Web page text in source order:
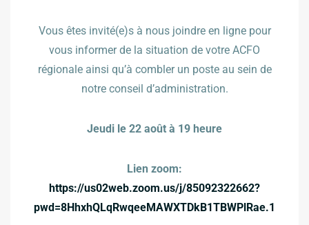
Vous êtes invité(e)s à nous joindre en ligne pour
vous informer de la situation de votre ACFO
régionale ainsi qu’à combler un poste au sein de
notre conseil d’administration.
Jeudi le 22 août à 19 heure
Lien zoom:
https://us02web.zoom.us/j/85092322662?
pwd=8HhxhQLqRwqeeMAWXTDkB1TBWPlRae.1